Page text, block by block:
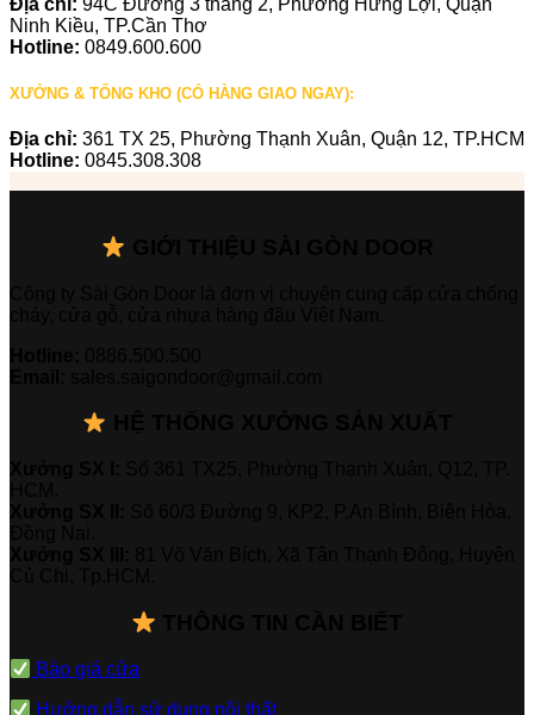
Địa chỉ: 94C Đường 3 tháng 2, Phường Hưng Lợi, Quận
Ninh Kiều, TP.Cần Thơ
Hotline: 0849.600.600
XƯỞNG & TỔNG KHO (CÓ HÀNG GIAO NGAY):
Địa chỉ: 361 TX 25, Phường Thạnh Xuân, Quận 12, TP.HCM
Hotline: 0845.308.308
Báo giá cửa
Hướng dẫn sử dụng nội thất